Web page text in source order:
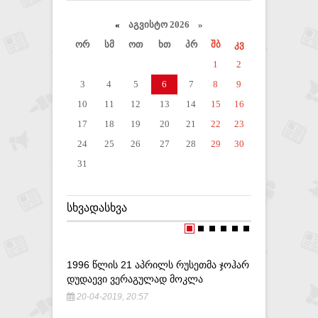
« აგვისტო 2026 »
ორ
სმ ოთ ხთ პრ შბ
კვ
1
2
3
4 5 6 7 8
9
10
11 12 13 14 15
16
17
18 19 20 21 22
23
24
25 26 27 28 29
30
31
ᲡᲮᲕᲐᲓᲐᲡᲮᲕᲐ
1996 ᲬᲚᲘᲡ 21 ᲐᲞᲠᲘᲚᲡ ᲠᲣᲡᲔᲗᲛᲐ ᲯᲝᲰᲐᲠ
ᲓᲣᲓᲐᲔᲕᲘ ᲕᲔᲠᲐᲒᲣᲚᲐᲓ ᲛᲝᲙᲚᲐ
20-04-2019, 20:57